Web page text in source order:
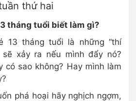
thứ hai
tháng tuổi biết làm gì?
13 tháng tuổi là những “thí
sẽ xảy ra nếu mình đẩy nó?
có sao không? Hay mình làm
phá hoại hãy nghịch ngợm,